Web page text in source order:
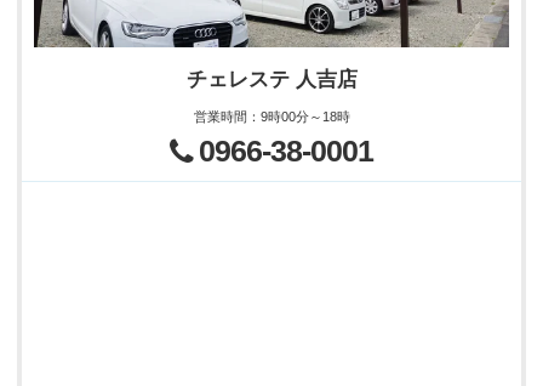
チェレステ 人吉店
営業時間 ： 9時00分～18時
0966-38-0001